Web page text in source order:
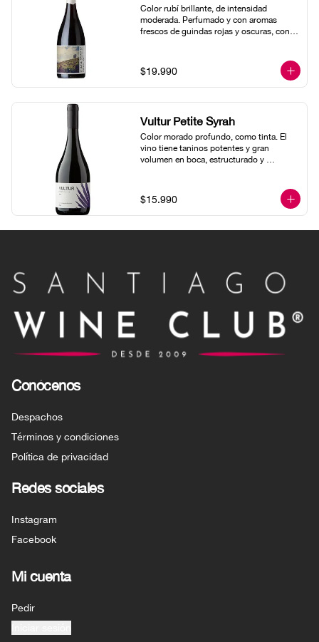
Color rubí brillante, de intensidad
moderada. Perfumado y con aromas
frescos de guindas rojas y oscuras, con
fresco e intenso con frutos rojos
maduros, acidez fresca, taninos suaves y
un acabado profundo y persistente.
$19.990
Vultur Petite Syrah
Color morado profundo, como tinta. El
vino tiene taninos potentes y gran
volumen en boca, estructurado y
muy persistente y mineral.En nariz es
muy intenso en frutas, moras, arándanos,
higos y aromas de chocolate, junto a
marcadas notas minerales. La estructura
$15.990
Conócenos
Despachos
Términos y condiciones
Política de privacidad
Redes sociales
Instagram
Facebook
Mi cuenta
Pedir